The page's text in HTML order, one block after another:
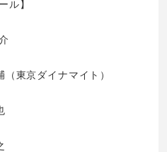
ル】
東京ダイナマイト）